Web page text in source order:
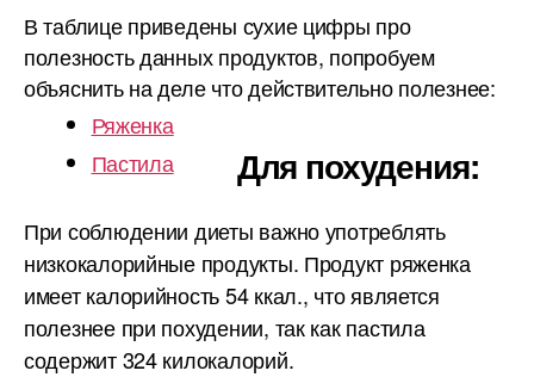
В таблице приведены сухие цифры про
полезность данных продуктов, попробуем
объяснить на деле что действительно полезнее:
Ряженка
Пастила
Для похудения:
При соблюдении диеты важно употреблять
низкокалорийные продукты. Продукт ряженка
имеет калорийность 54 ккал., что является
полезнее при похудении, так как пастила
содержит 324 килокалорий.